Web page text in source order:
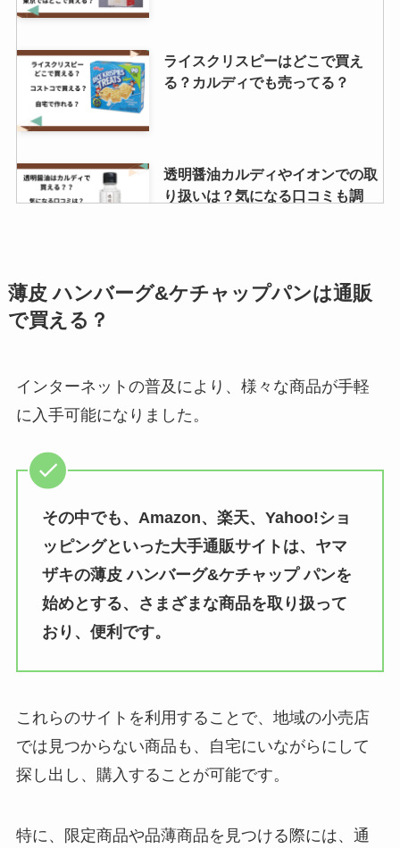
5 円チョコの値段はいくら？どこ
で買える？生産終了の噂は本当？
ヴェルタースオリジナル 販売中止
の理由は？現在も売ってる場所
は？
買える？販売店はどこ？
バナナチョコ明治生産終了の噂は
本当？明治のバナナチョコの歴史
子持ちヤリイカ どこで売ってる？
ドンキや業務スーパーで買える？
値段は？
ライスクリスピーはどこで買え
る？カルディでも売ってる？
透明醤油カルディやイオンでの取
り扱いは？気になる口コミも調
バラッツの売ってる場所はどこ？
購入可能？値段はいくら？
ビッグアイランドキャンディーズ
はコストコで売ってる？日本では
購入できる？通販での取り扱いを
調査！
カスタードクリーム市販 どこに売
ってる？イオンで購入できる？
薄皮 ハンバーグ&ケチャップパンは通販
で買える？
インターネットの普及により、様々な商品が手軽
に入手可能になりました。
その中でも、Amazon、楽天、Yahoo!ショ
ッピングといった大手通販サイトは、ヤマ
ザキの薄皮 ハンバーグ&ケチャップ パンを
始めとする、さまざまな商品を取り扱って
おり、便利です。
これらのサイトを利用することで、地域の小売店
では見つからない商品も、自宅にいながらにして
探し出し、購入することが可能です。
特に、限定商品や品薄商品を見つける際には、通